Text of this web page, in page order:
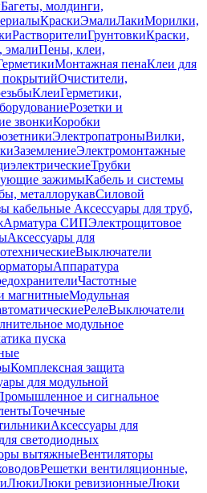
Багеты, молдинги,
КраскиЭмалиЛакиМорилки,
РастворителиГрунтовкиКраски,
эмалиПены, клеи,
Монтажная пенаКлеи для
Очистители,
КлеиГерметики,
Розетки и
звонкиКоробки
ЭлектропатроныВилки,
ЗаземлениеЭлектромонтажные
Трубки
зажимыКабель и системы
металлорукавСиловой
кабельные Аксессуары для труб,
Арматура СИПЭлектрощитовое
Аксессуары для
Выключатели
Аппаратура
Частотные
магнитныеМодульная
РелеВыключатели
модульное
пуска
Комплексная защита
для модульной
и сигнальное
Точечные
Аксессуары для
светодиодных
вытяжныеВентиляторы
Решетки вентиляционные,
ЛюкиЛюки ревизионныеЛюки